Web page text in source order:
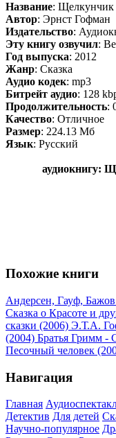
Название:
Автор: Эрнст Гофман
Издательство:
Эту книгу озвучил:
Год выпуска: 2012
Жанр: Сказка
Аудио кодек: mp3
Битрейт аудио: 128
Продолжительность:
Качество: Отличное
Размер: 224.13 Мб
Язык: Русский
аудиокнигу:
Похожие книги
Андерсен, Гауф,
Сказка о Красоте и
сказки (2006) Э.Т.А.
(2004) Братья Гримм -
Песочный человек
Навигация
Главная
Детектив Для детей
Научно-популярное